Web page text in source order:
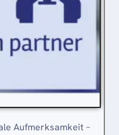
Aufmerksamkeit –